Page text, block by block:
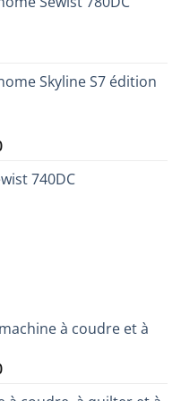
actuel
Skyline S7 édition
Le
actuel740DC
à coudre et à
Le